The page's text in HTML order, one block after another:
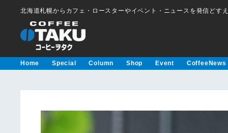
北海道札幌からカフェ・ロースターやイベント・ニュースを発信どす
Home Special Column Shop Event CoffeeNews